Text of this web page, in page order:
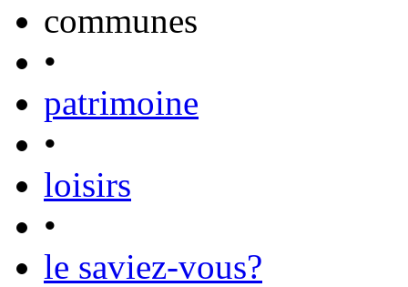
communes
•
patrimoine
•
loisirs
•
le saviez-vous?